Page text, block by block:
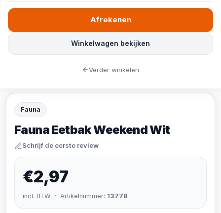
Fauna
Fauna Eetbak Weekend Wit
Schrijf de eerste review
€2,97
incl. BTW · Artikelnummer: 13778
Winkelwagen bekijken
Afrekenen
Verder winkelen